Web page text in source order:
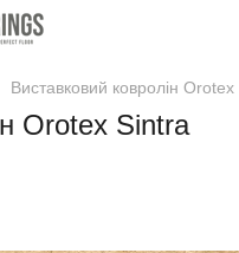
Виставковий ковролін Orotex
Orotex Sintra